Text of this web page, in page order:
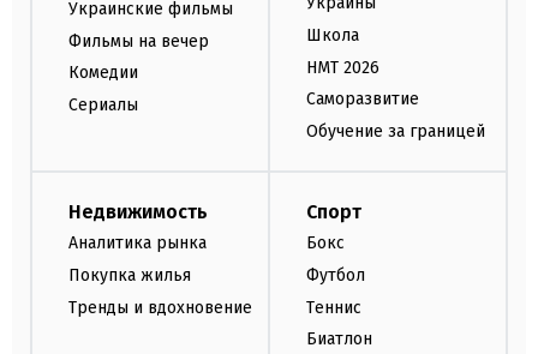
Украинские фильмы
Фильмы на вечер
Комедии
Сериалы
Школа
НМТ 2026
Саморазвитие
Обучение за границей
Недвижимость
Аналитика рынка
Покупка жилья
Тренды и вдохновение
Спорт
Бокс
Футбол
Теннис
Биатлон